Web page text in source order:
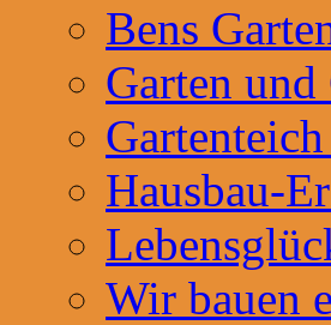
Bens
Garten
Hausbau-
Wir bauen